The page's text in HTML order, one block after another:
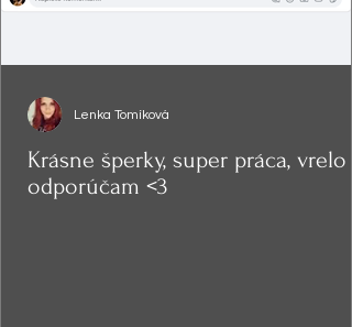
Krásne šperky, super práca, vrelo
odporúčam <3
Lenka Tomíková